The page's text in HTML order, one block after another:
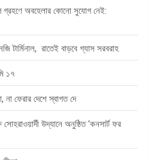
গ্রহণে অবহেলার কোনো সুযোগ নেই:
টার্মিনাল, রাতেই বাড়বে গ্যাস সরবরাহ
১৭
ফেরার দেশে স্বাগত দে
উদ্যানে অনুষ্ঠিত ‘কনসার্ট ফর